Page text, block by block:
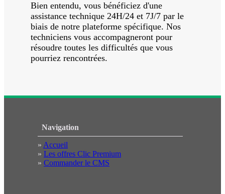
Bien entendu, vous bénéficiez d'une
assistance technique 24H/24 et 7J/7 par le
biais de notre plateforme spécifique. Nos
techniciens vous accompagneront pour
résoudre toutes les difficultés que vous
pourriez rencontrées.
Navigation
» Accueil
» Les offres Clic Premium
» Commander le CMS